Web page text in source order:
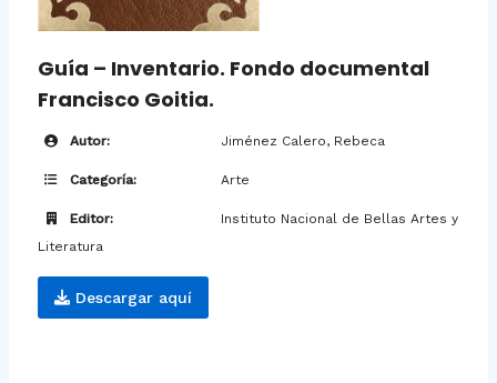
Guía – Inventario. Fondo documental
Francisco Goitia.
Autor: Jiménez Calero, Rebeca
Categoría: Arte
Editor:
Instituto Nacional de Bellas Artes y
Literatura
Descargar aquí